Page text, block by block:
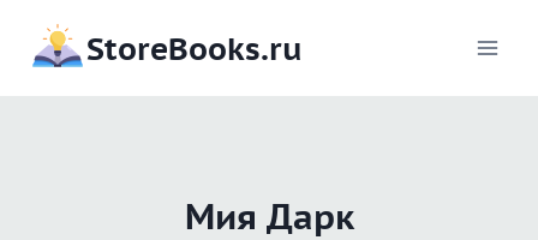
содержимому
StoreBooks.ru
Мия Дарк